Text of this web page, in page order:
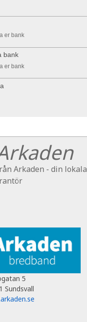
er bank
bank
er bank
Arkaden - din lokala
5
Sundsvall